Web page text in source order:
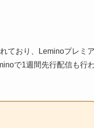
ており、Leminoプレミ
で1週間先行配信も行